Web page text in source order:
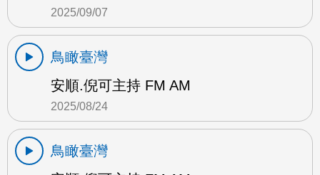
2025/09/07
鳥瞰臺灣
安順.倪可主持 FM AM
2025/08/24
鳥瞰臺灣